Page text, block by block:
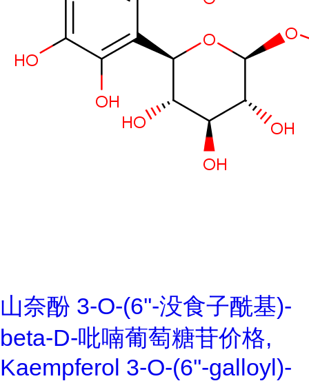
山奈酚 3-O-(6''-没食子酰基)-
beta-D-吡喃葡萄糖苷价格,
Kaempferol 3-O-(6''-galloyl)-